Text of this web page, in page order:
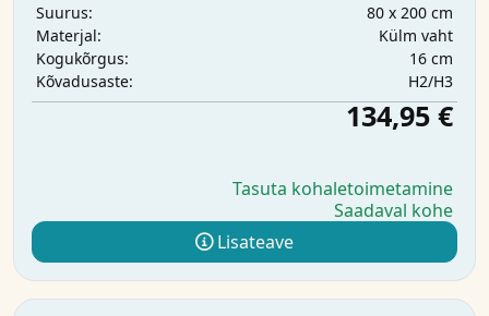
Suurus:
80 x 200 cm
Materjal:
Külm vaht
Kogukõrgus:
16 cm
Kõvadusaste:
H2/H3
134,95 €
Tasuta kohaletoimetamine
Saadaval kohe
Lisateave